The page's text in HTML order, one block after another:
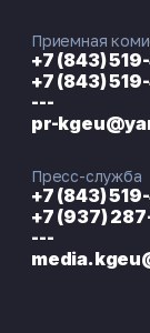
Приемная
+7 (843)
+7 (843)
---
pr-
Пресс-служба
+7 (843)
+7 (937)
---